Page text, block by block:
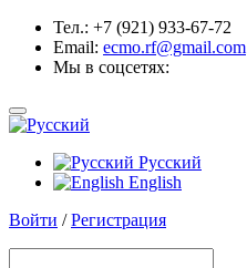
Тел.: +7 (921) 933-67-72
Email: ecmo.rf@gmail.com
Мы в соцсетях:
Русский
English
Войти /Регистрация